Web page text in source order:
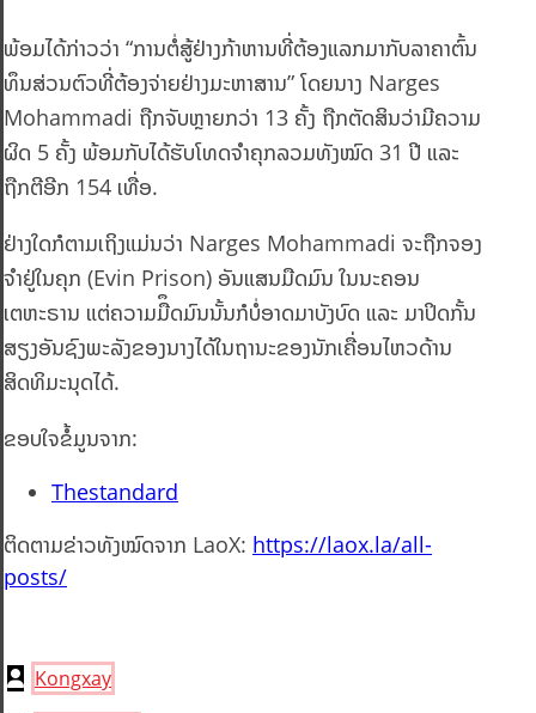
ພ້ອມໄດ້ກ່າວວ່າ “ການຕໍ່ສູ້ຢ່າງກ້າຫານທີ່ຕ້ອງແລກມາກັບລາຄາຕົ້ນ
ທຶນສ່ວນຕົວທີ່ຕ້ອງຈ່າຍຢ່າງມະຫາສານ” ໂດຍນາງ Narges
Mohammadi ຖືກຈັບຫຼາຍກວ່າ 13 ຄັ້ງ ຖືກຕັດສິນວ່າມີຄວາມ
ຜິດ 5 ຄັ້ງ ພ້ອມກັບໄດ້ຮັບໂທດຈຳຄຸກລວມທັງໝົດ 31 ປີ ແລະ
ຖືກຕີອີກ 154 ເທື່ອ.
ຢ່າງໃດກໍຕາມເຖິງແມ່ນວ່າ Narges Mohammadi ຈະຖືກຈອງ
ຈຳຢູ່ໃນຄຸກ (Evin Prison) ອັນແສນມືດມົນ ໃນນະຄອນ
ເຕຫະຣານ ແຕ່ຄວາມມືຶດມົນນັ້ນກໍບໍ່ອາດມາບັງບົດ ແລະ ມາປິດກັ້ນ
ສຽງອັນຊົງພະລັງຂອງນາງໄດ້ໃນຖານະຂອງນັກເຄື່ອນໄຫວດ້ານ
ສິດທິມະນຸດໄດ້.
ຂອບໃຈຂໍ້ມູນຈາກ:
Thestandard
ຕິດຕາມຂ່າວທັງໝົດຈາກ LaoX: https://laox.la/all-
posts/
Kongxay